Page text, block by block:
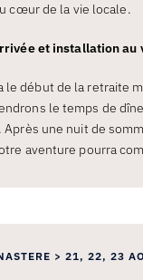
cœur de la vie locale.
et installation au
le début de la retraite
le temps de
Après une nuit de
aventure pourra
> 21, 22, 23